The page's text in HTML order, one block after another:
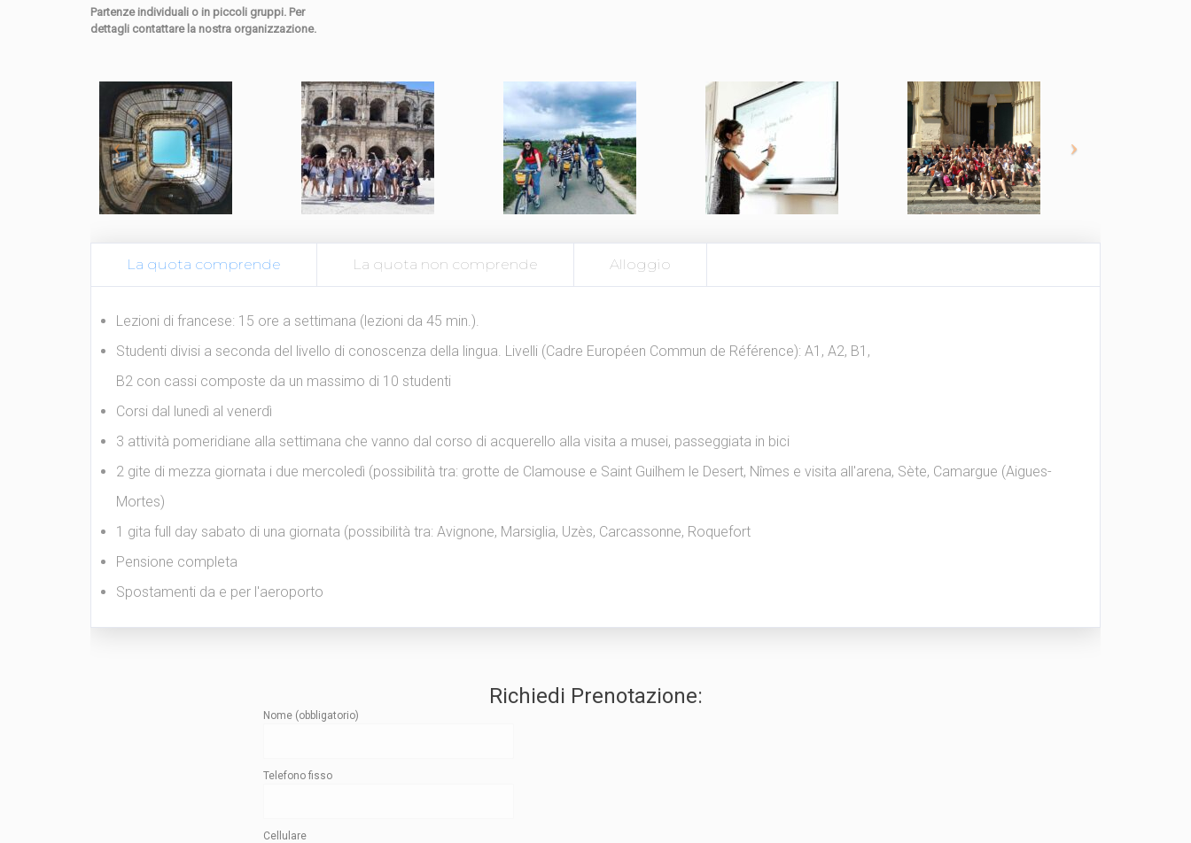
Partenze individuali o in piccoli gruppi. Per
dettagli contattare la nostra organizzazione.
La quota comprende La quota non comprende Alloggio
Lezioni di francese: 15 ore a settimana (lezioni da 45 min.).
Studenti divisi a seconda del livello di conoscenza della lingua. Livelli (Cadre Européen Commun de Référence): A1, A2, B1,
B2 con cassi composte da un massimo di 10 studenti
Corsi dal lunedì al venerdì
3 attività pomeridiane alla settimana che vanno dal corso di acquerello alla visita a musei, passeggiata in bici
2 gite di mezza giornata i due mercoledì (possibilità tra: grotte de Clamouse e Saint Guilhem le Desert, Nîmes e visita all'arena, Sète, Camargue (Aigues-
Mortes)
1 gita full day sabato di una giornata (possibilità tra: Avignone, Marsiglia, Uzès, Carcassonne, Roquefort
Pensione completa
Spostamenti da e per l'aeroporto
Richiedi Prenotazione:
Nome (obbligatorio)
Telefono fisso
Cellulare